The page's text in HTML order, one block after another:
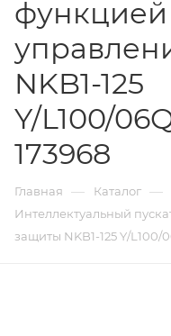
функцией
NKB1-125
Y/L100/
173968
Главная — Каталог —
Интеллектуальный
защиты NKB1-125 Y/L100/